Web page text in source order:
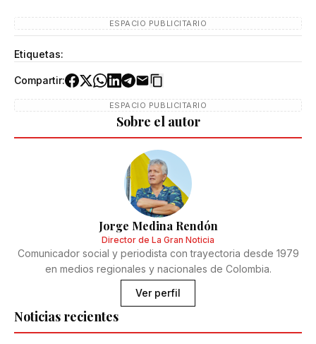
ESPACIO PUBLICITARIO
Etiquetas:
Compartir:
ESPACIO PUBLICITARIO
Noticias recientes
Sobre el autor
Jorge Medina Rendón
Director de La Gran Noticia
Comunicador social y periodista con trayectoria desde 1979
en medios regionales y nacionales de Colombia.
Ver perfil